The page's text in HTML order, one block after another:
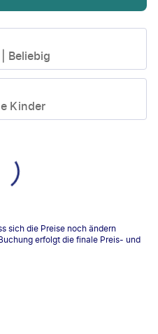
Beliebig
Kinder
sich die Preise noch ändern
erfolgt die finale Preis- und